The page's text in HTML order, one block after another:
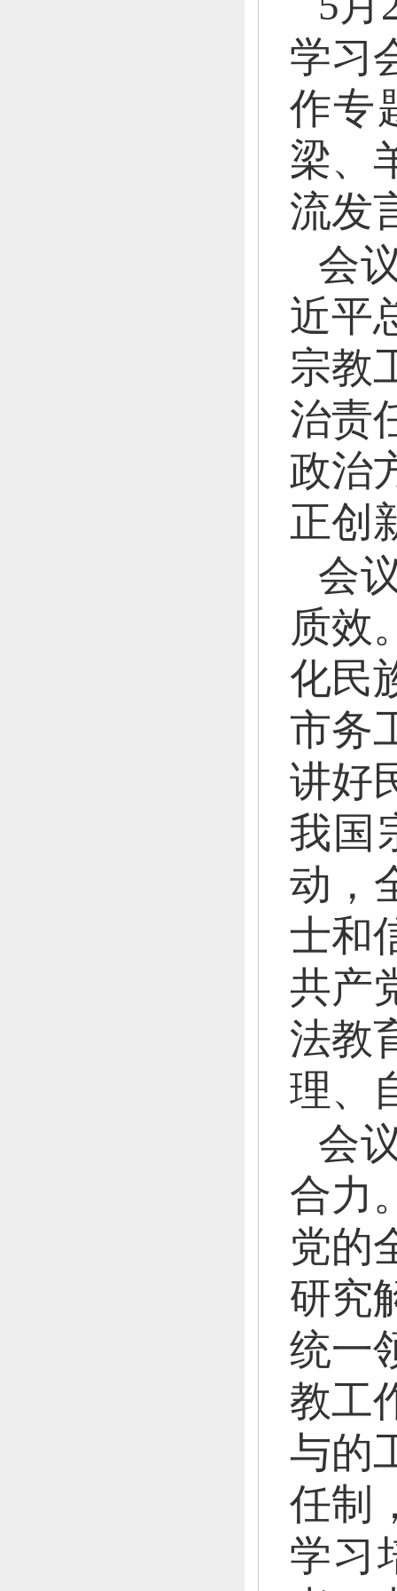
学习
作专
梁、
流发
会
近平
宗教
治责
政治
正创
会
质效
化民
市务
讲好
我国
动，
士和
共产
法教
理、
会
合力
党的
研究
统一
教工
与的
任制
学习